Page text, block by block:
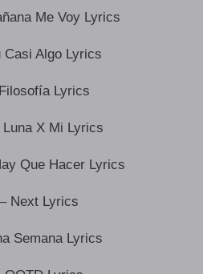
Me Voy Lyrics
Casi Algo Lyrics
Lyrics
X Mi Lyrics
Que Hacer Lyrics
Next Lyrics
Semana Lyrics